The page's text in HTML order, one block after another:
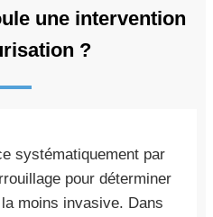
une intervention
?
systématiquement par
pour déterminer
moins invasive. Dans